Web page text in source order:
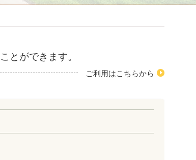
ことができます。
ご利用はこちらから